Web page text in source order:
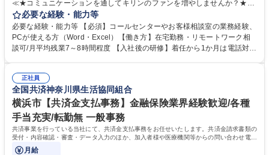
≪★コミュニケーションを通してキリンのファンを増やしませんか？★≫
お客様のお声をより良い商品づくりに活かしていく上で、窓口となるお客
様相談室でのお仕事です。 日々お客様からいただくキリングループへのご
意見を、企業活動に活かしています。お客様からの声に迅速かつ誠意をも
って対応、情報提供するとともにグループ内活動に反映しています。 【具
平均100件前後■メール・手紙：同上40件前後 募集職種 中野本社【お客様
相談室】お客様のお声をもとにより良い商品づくりへ貢献
必要な経験・能力等
必要な経験・能力等 【必須】コールセンターやお客様相談室の業務経験、
PCが使える方（Word・Excel）【働き方】在宅勤務・リモートワーク相
談可/月平均残業7～8時間程度 【入社後の研修】着任から1か月は電話対応
すのでご安心ください。 【当社について】キリングループの広報機能を担
う会社として、お客様との出会いを大切にし、磨き上げたホスピタリティ
を込めてコミュニケーションをとりながら広報関連業務を行っておりま
す。 学歴・資格 学歴：大学院 大学 高専 短大 専修学校 高校 語学力： 資
格：
正社員
全国共済神奈川県生活協同組合
横浜市【共済金支払事務】金融保険業界経験歓迎/各種
手当充実/転勤無 一般事務
共済事業を行っている当社にて、共済金支払事務をお任せいたします。共済金請求書類の
受付・内容確認・審査・データ入力のほか、加入者様や医療機関等からの問い合わせ電話
対応や書類発送等を担当します。
月給